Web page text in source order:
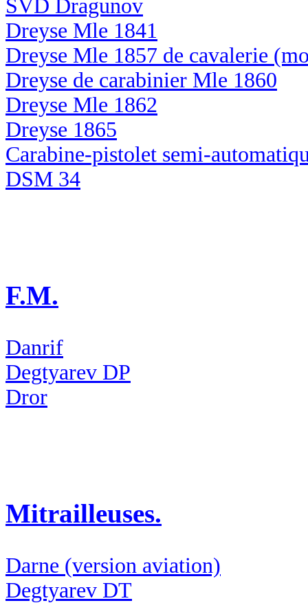
SVD Dragunov
Dreyse Mle 1841
Dreyse Mle 1857 de cavalerie
Dreyse de carabinier Mle 1860
Dreyse Mle 1862
Dreyse 1865
Carabine-pistolet semi-
DSM 34
F.M.
Danrif
Degtyarev DP
Dror
Mitrailleuses.
Darne (version aviation)
Degtyarev DT